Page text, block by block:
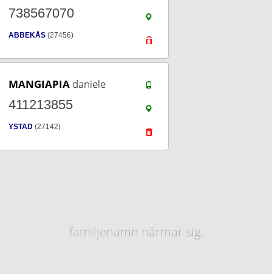
738567070
ABBEKÅS (27456)
MANGIAPIA daniele
411213855
YSTAD (27142)
familjenamn närmar sig.